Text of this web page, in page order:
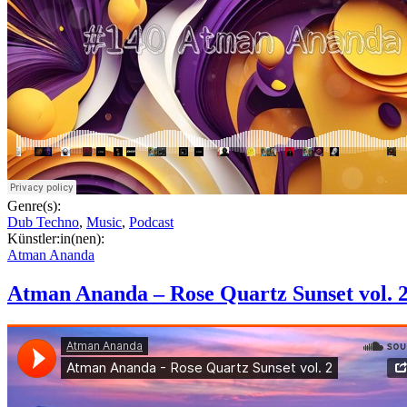
Genre(s):
Dub Techno, Music, Podcast
Künstler:in(nen):
Atman Ananda
Atman Ananda – Rose Quartz Sunset vol.